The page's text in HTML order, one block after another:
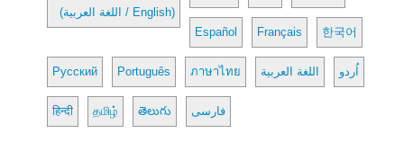
(اللغة العربية / English)
Español Français 한국어
Русский Português ภาษาไทย اللغة العربية اُردو
हिन्दी தமிழ் తెలుగు فارسی